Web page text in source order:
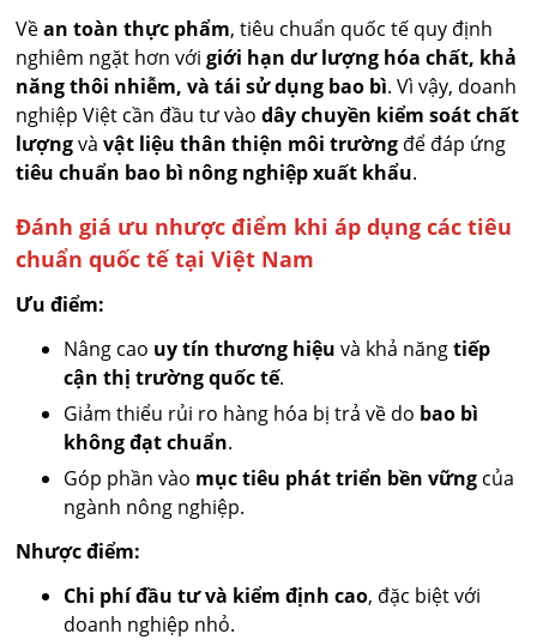
Vềan toàn thực phẩm, tiêu chuẩn quốc tế quy định
nghiêm ngặt hơn vớigiới hạn dư lượng hóa chất, khả
năng thôi nhiễm, và tái sử dụng bao bì. Vì vậy, doanh
nghiệp Việt cần đầu tư vàodây chuyền kiểm soát chất
lượngvàvật liệu thân thiện môi trường để đáp ứng
tiêu chuẩn bao bì nông nghiệp xuất khẩu.
Đánh giá ưu nhược điểm khi áp dụng các tiêu
chuẩn quốc tế tại Việt Nam
Ưu điểm:
Nâng cao uy tín thương hiệu và khả năngtiếp
cận thị trường quốc tế.
Giảm thiểu rủi ro hàng hóa bị trả về do bao bì
không đạt chuẩn.
Góp phần vào mục tiêu phát triển bền vững của
ngành nông nghiệp.
Nhược điểm:
Chi phí đầu tư và kiểm định cao, đặc biệt với
doanh nghiệp nhỏ.